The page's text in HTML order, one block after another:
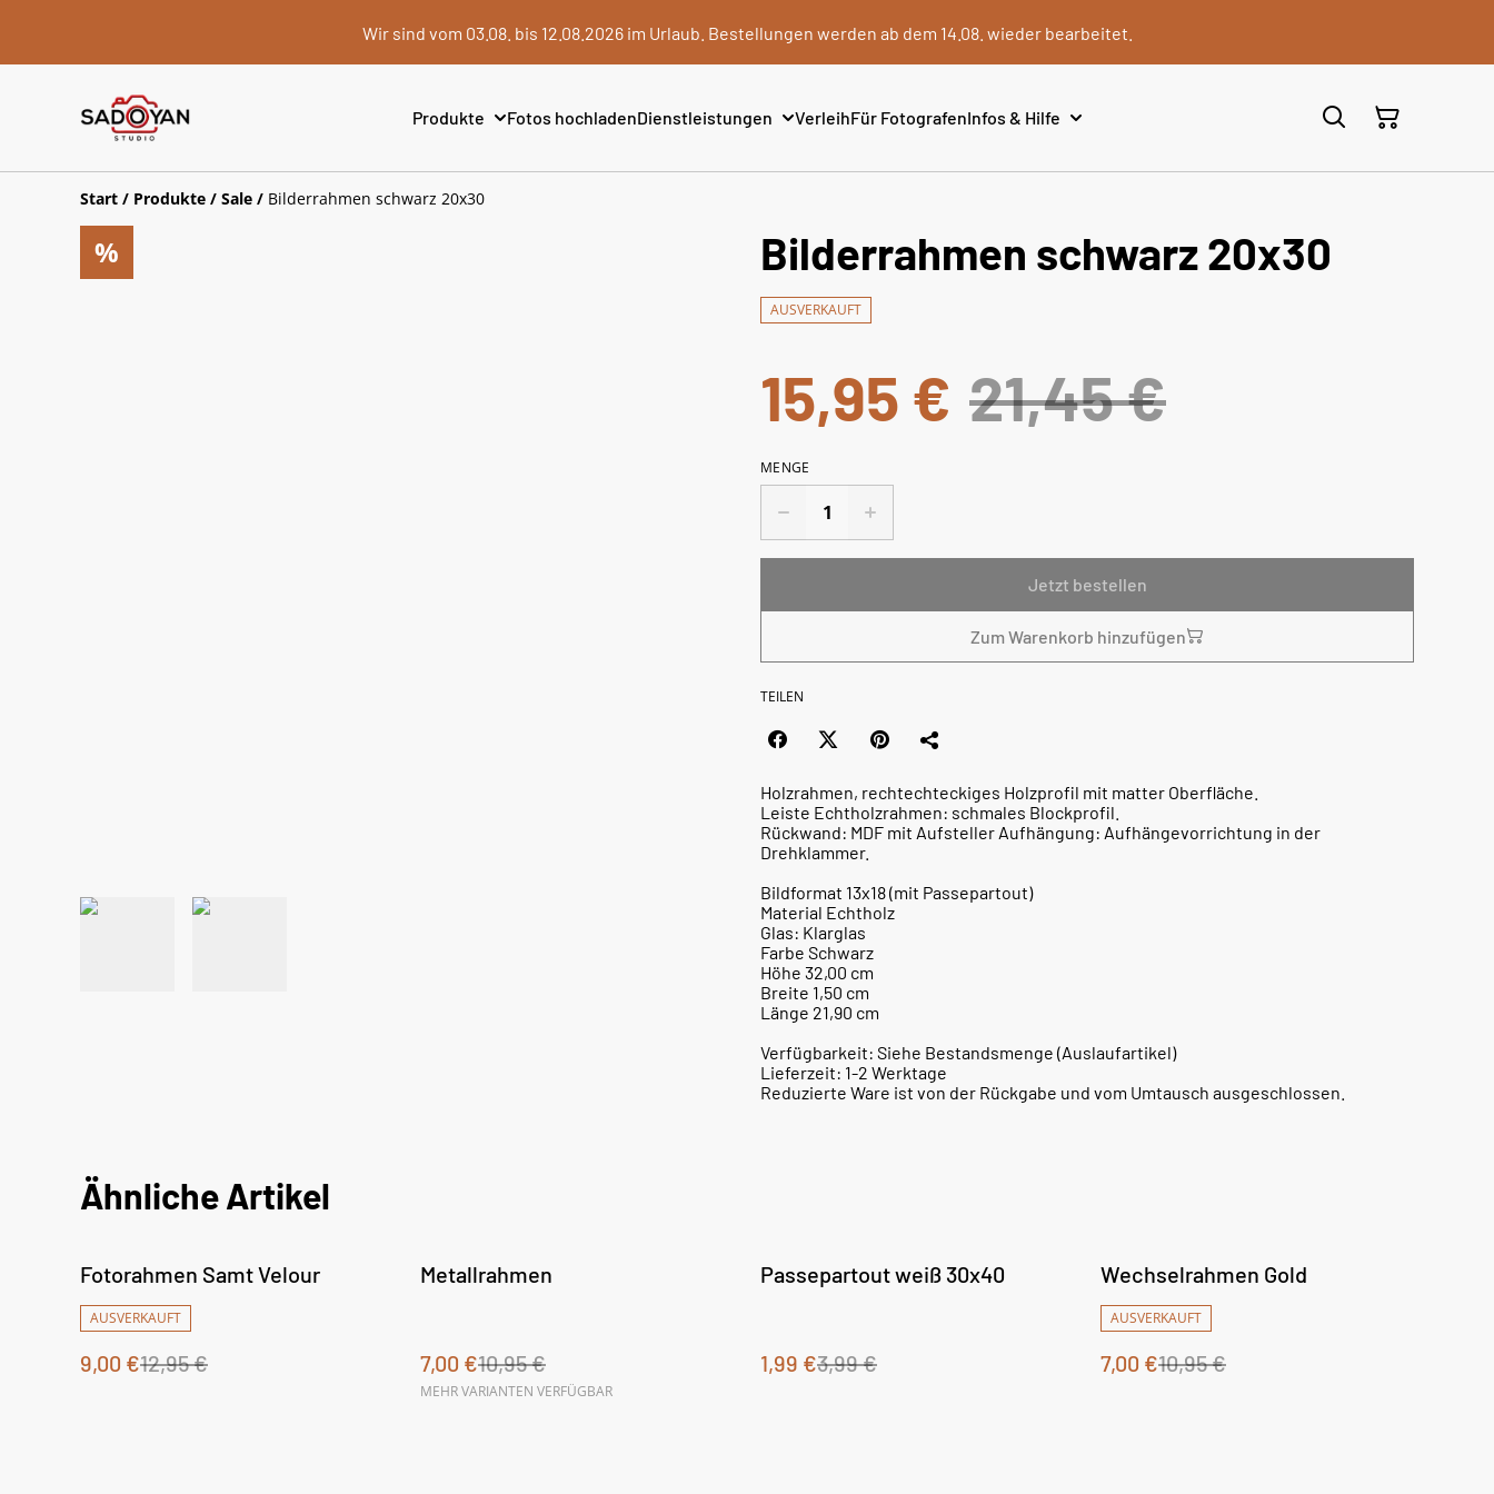
Wir sind vom 03.08. bis 12.08.2026 im Urlaub. Bestellungen werden ab dem 14.08. wieder bearbeitet.
Produkte Fotos hochladenDienstleistungen VerleihFür FotografenInfos & Hilfe
Start / Produkte / Sale / Bilderrahmen schwarz 20x30
% Bilderrahmen schwarz 20x30
AUSVERKAUFT
15,95 € 21,45 €
MENGE
Jetzt bestellen
Zum Warenkorb hinzufügen
TEILEN
Holzrahmen, rechtechteckiges Holzprofil mit matter Oberfläche.
Leiste Echtholzrahmen: schmales Blockprofil.
Rückwand: MDF mit Aufsteller Aufhängung: Aufhängevorrichtung in der
Drehklammer.
Bildformat 13x18 (mit Passepartout)
Material Echtholz
Glas: Klarglas
Farbe Schwarz
Höhe 32,00 cm
Breite 1,50 cm
Länge 21,90 cm
Verfügbarkeit: Siehe Bestandsmenge (Auslaufartikel)
Lieferzeit: 1-2 Werktage
Reduzierte Ware ist von der Rückgabe und vom Umtausch ausgeschlossen.
Ähnliche Artikel
%
Fotorahmen Samt Velour
AUSVERKAUFT
9,00 €12,95 €
%
Metallrahmen
7,00 €10,95 €
MEHR VARIANTEN VERFÜGBAR
%
Passepartout weiß 30x40
1,99 €3,99 €
%
Wechselrahmen Gold
AUSVERKAUFT
7,00 €10,95 €